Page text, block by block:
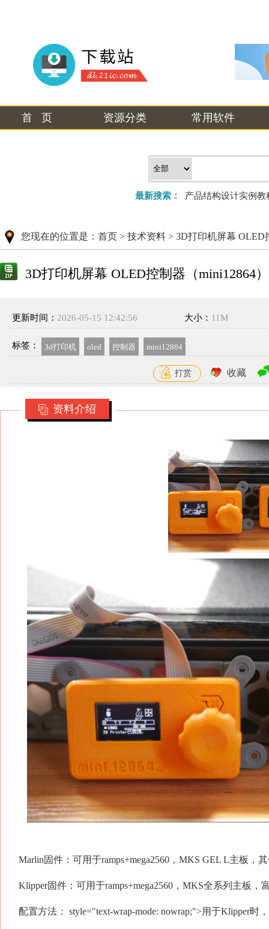
首 页 资源分类 常用软件
最新搜索： 产品结构设计实例
您现在的位置是： 首页 > 技术资料 > 3D打印机屏幕 OLED
3D打印机屏幕 OLED控制器（mini12864）
更新时间： 2026-05-15 12:42:56 大小： 11M
标签： 3d打印机 oled 控制器 mini12864
打赏 收藏
资料介绍
Marlin固件：可用于ramps+mega2560，MKS GEL L主板，
Klipper固件：可用于ramps+mega2560，MKS全系列主板
配置方法： style="text-wrap-mode: nowrap;">用于Klipper时